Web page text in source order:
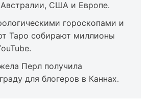
США и Европе.
гороскопами и
Таро собирают миллионы
Перл получила
для блогеров в Каннах.